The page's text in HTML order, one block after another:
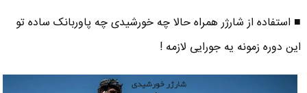
■ استفاده از شارژر همراه حالا چه خورشیدی چه پاوربانک ساده تو
این دوره زمونه یه جورایی لازمه !